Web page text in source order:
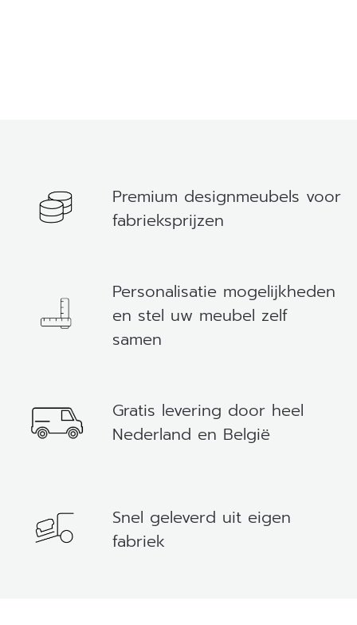
Premium designmeubels voor
fabrieksprijzen
Personalisatie mogelijkheden
en stel uw meubel zelf
samen
Gratis levering door heel
Nederland en België
Snel geleverd uit eigen
fabriek